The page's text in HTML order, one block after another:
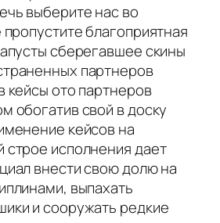
выберите нас во
благоприятная
сберегавшее скины
партнеров
кейсы ото партнеров
обогатив свой в доску
кейсов на
строе исполнения дает
внести свою долю на
выпахать
и сооружать редкие